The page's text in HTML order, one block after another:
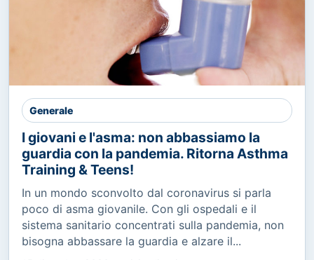
Generale
I giovani e l'asma: non abbassiamo la
guardia con la pandemia. Ritorna Asthma
Training & Teens!
In un mondo sconvolto dal coronavirus si parla
poco di asma giovanile. Con gli ospedali e il
sistema sanitario concentrati sulla pandemia, non
bisogna abbassare la guardia e alzare il...